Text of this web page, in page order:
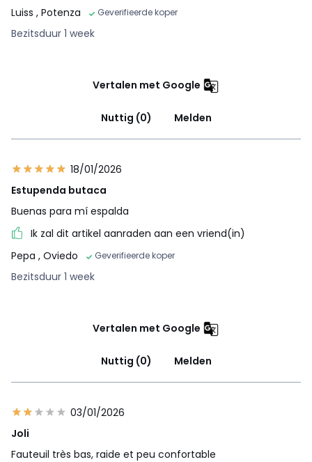
Luiss , Potenza Geverifieerde koper
Bezitsduur 1 week
Vertalen met Google
Nuttig (0) Melden
18/01/2026
Estupenda butaca
Buenas para mí espalda
Ik zal dit artikel aanraden aan een vriend(in)
Pepa , Oviedo Geverifieerde koper
Bezitsduur 1 week
Vertalen met Google
Nuttig (0) Melden
03/01/2026
Joli
Fauteuil très bas, raide et peu confortable